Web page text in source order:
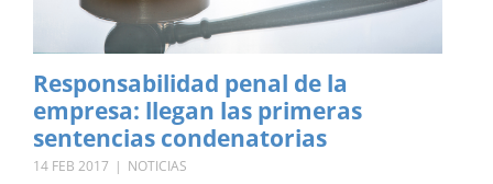
Responsabilidad penal de la
empresa: llegan las primeras
sentencias condenatorias
14 FEB 2017 | NOTICIAS